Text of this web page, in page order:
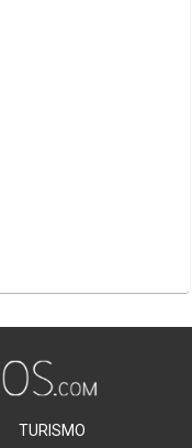
TURISMO